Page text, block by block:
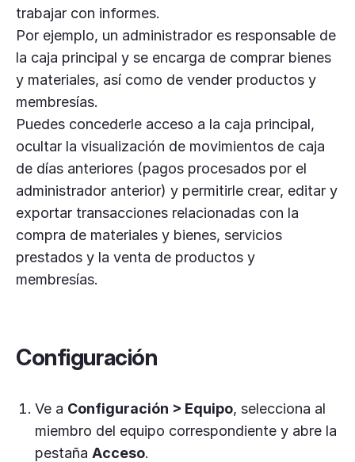
trabajar con informes.
Por ejemplo, un administrador es responsable de
la caja principal y se encarga de comprar bienes
y materiales, así como de vender productos y
membresías.
Puedes concederle acceso a la caja principal,
ocultar la visualización de movimientos de caja
de días anteriores (pagos procesados por el
administrador anterior) y permitirle crear, editar y
exportar transacciones relacionadas con la
compra de materiales y bienes, servicios
prestados y la venta de productos y
membresías.
Configuración
Ve a Configuración > Equipo, selecciona al
miembro del equipo correspondiente y abre la
pestaña Acceso.